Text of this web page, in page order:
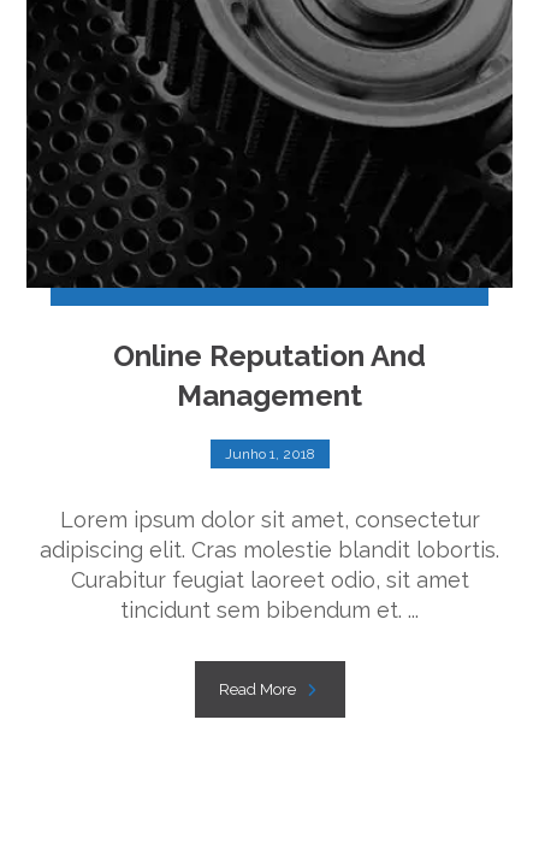
Online Reputation And
Management
Junho 1, 2018
Lorem ipsum dolor sit amet, consectetur
adipiscing elit. Cras molestie blandit lobortis.
Curabitur feugiat laoreet odio, sit amet
tincidunt sem bibendum et. ...
Read More